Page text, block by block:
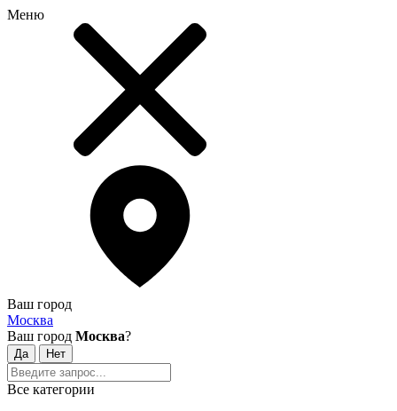
Меню
Ваш город
Москва
Ваш город Москва?
Все категории